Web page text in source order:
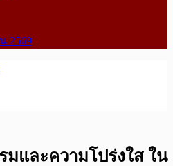
2569
และความโปร่งใส ใน